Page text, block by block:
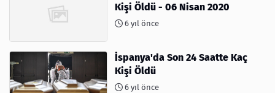
Kişi Öldü - 06 Nisan 2020
6 yıl önce
İspanya'da Son 24 Saatte Kaç
Kişi Öldü
6 yıl önce